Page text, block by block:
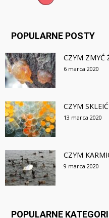
POPULARNE POSTY
CZYM ZMYĆ
6 marca 2020
CZYM
13 marca 2020
CZYM
9 marca 2020
POPULARNE